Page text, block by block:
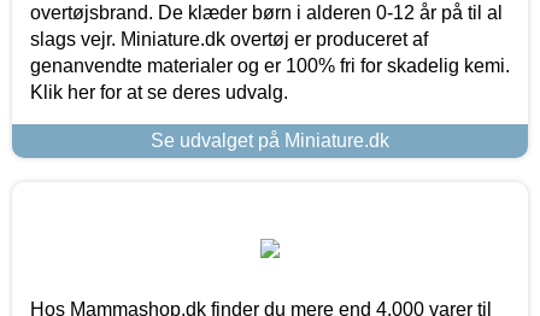
overtøjsbrand. De klæder børn i alderen 0-12 år på til al
slags vejr. Miniature.dk overtøj er produceret af
genanvendte materialer og er 100% fri for skadelig kemi.
Klik her for at se deres udvalg.
Se udvalget på Miniature.dk
Hos Mammashop.dk finder du mere end 4.000 varer til